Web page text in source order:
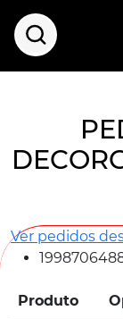
Ver pedidos
Produto